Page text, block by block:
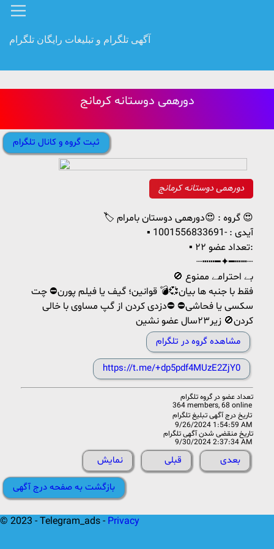
آگهی تلگرام و تبلیغات رایگان تلگرام
دورهمی دوستانه کرمانج
ثبت گروه و کانال تلگرام
دورهمی دوستانه کرمانج
🏷 گروه : 😍دورهمی دوستان بامرام 😍
▪️ آیدی : -1001556833691
▪️ تعداد عضو ۲۲:
┈┅┅━✦━┅┅┈
🚫 بے احترامے ممنوع
فقط با جنبه ها بیان💞💣 قوانین؛ گیف یا فیلم پورن⛔️ چت
سکسی یا فحاشی⛔️ ⛔دزدی کردن از گپ مساوی با خالی
کردن🚫 زیر۲۳سال عضو نشین
مشاهده گروه در تلگرام
https://t.me/+dp5pdf4MUzE2ZjY0
تعداد عضو در گروه تلگرام
364 members, 68 online
تاریخ درج آگهی تبلیغ تلگرام
9/26/2024 1:54:59 AM
تاریخ منقضی شدن آگهی تلگرام
9/30/2024 2:37:34 AM
نمایش قبلی بعدی
بازگشت به صفحه درج آگهی
© 2023 - Telegram_ads - Privacy